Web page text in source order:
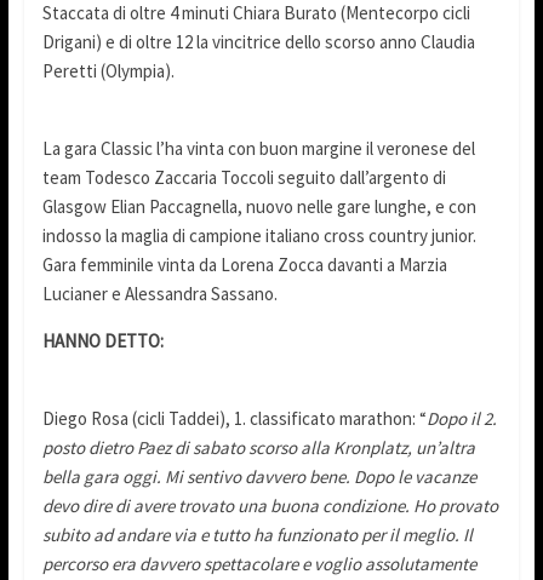
Staccata di oltre 4 minuti Chiara Burato (Mentecorpo cicli
Drigani) e di oltre 12 la vincitrice dello scorso anno Claudia
Peretti (Olympia).
La gara Classic l’ha vinta con buon margine il veronese del
team Todesco Zaccaria Toccoli seguito dall’argento di
Glasgow Elian Paccagnella, nuovo nelle gare lunghe, e con
indosso la maglia di campione italiano cross country junior.
Gara femminile vinta da Lorena Zocca davanti a Marzia
Lucianer e Alessandra Sassano.
HANNO DETTO:
Diego Rosa (cicli Taddei), 1. classificato marathon: “Dopo il 2.
posto dietro Paez di sabato scorso alla Kronplatz, un’altra
bella gara oggi. Mi sentivo davvero bene. Dopo le vacanze
devo dire di avere trovato una buona condizione. Ho provato
subito ad andare via e tutto ha funzionato per il meglio. Il
percorso era davvero spettacolare e voglio assolutamente